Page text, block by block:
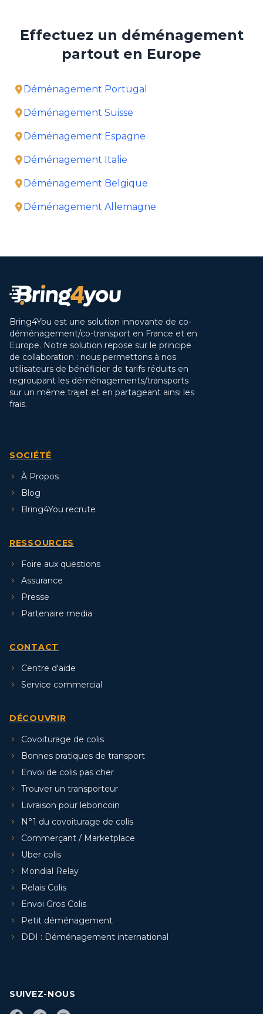
Effectuez un déménagement
partout en Europe
Déménagement Portugal
Déménagement Suisse
Déménagement Espagne
Déménagement Italie
Déménagement Belgique
Déménagement Allemagne
Bring4You est une solution innovante de co-
déménagement/co-transport en France et en
Europe. Notre solution repose sur le principe
de collaboration : nous permettons à nos
utilisateurs de bénéficier de tarifs réduits en
regroupant les déménagements/transports
sur un même trajet et en partageant ainsi les
frais.
SOCIÉTÉ
À Propos
Blog
Bring4You recrute
RESSOURCES
Foire aux questions
Assurance
Presse
Partenaire media
CONTACT
Centre d'aide
Service commercial
DÉCOUVRIR
Covoiturage de colis
Bonnes pratiques de transport
Envoi de colis pas cher
Trouver un transporteur
Livraison pour leboncoin
N°1 du covoiturage de colis
Commerçant / Marketplace
Uber colis
Mondial Relay
Relais Colis
Envoi Gros Colis
Petit déménagement
DDI : Déménagement international
SUIVEZ-NOUS